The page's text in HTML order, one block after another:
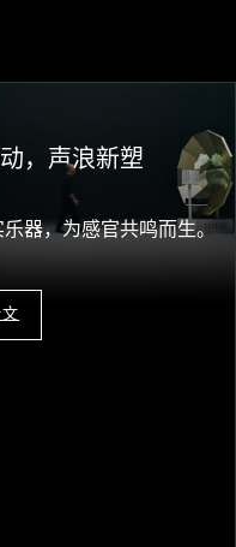
，声浪新塑
器，为感官共鸣而生。